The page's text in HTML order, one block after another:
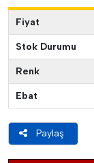
Fiyat
Stok Durumu
Renk
Ebat
Paylaş